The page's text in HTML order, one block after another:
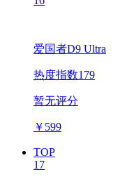
爱国者D9 Ultra
热度指数179
暂无评分
￥ 599
TOP
17